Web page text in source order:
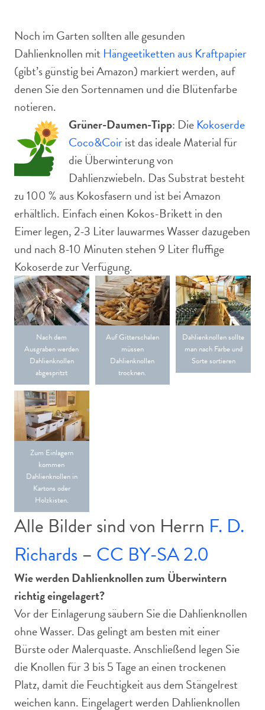
Noch im Garten sollten alle gesunden
Dahlienknollen mit Hängeetiketten aus Kraftpapier
(gibt’s günstig bei Amazon) markiert werden, auf
denen Sie den Sortennamen und die Blütenfarbe
notieren.
Grüner-Daumen-Tipp: Die Kokoserde
Coco&Coirist das ideale Material für
die Überwinterung von
Dahlienzwiebeln. Das Substrat besteht
zu 100 % aus Kokosfasern und ist bei Amazon
erhältlich. Einfach einen Kokos-Brikett in den
Eimer legen, 2-3 Liter lauwarmes Wasser dazugeben
und nach 8-10 Minuten stehen 9 Liter fluffige
Kokoserde zur Verfügung.
Nach dem
Ausgraben werden
Dahlienknollen
abgespritzt
Auf Gitterschalen
müssen
Dahlienknollen
trocknen.
Dahlienknollen sollte
man nach Farbe und
Sorte sortieren
Zum Einlagern
kommen
Dahlienknollen in
Kartons oder
Holzkisten.
Alle Bilder sind von Herrn F. D.
Richards– CC BY-SA 2.0
Wie werden Dahlienknollen zum Überwintern
richtig eingelagert?
Vor der Einlagerung säubern Sie die Dahlienknollen
ohne Wasser. Das gelingt am besten mit einer
Bürste oder Malerquaste. Anschließend legen Sie
die Knollen für 3 bis 5 Tage an einen trockenen
Platz, damit die Feuchtigkeit aus dem Stängelrest
weichen kann. Eingelagert werden Dahlienknollen